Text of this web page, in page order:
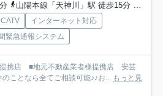
山陽本線「天神川」駅 徒歩15分 山陽
CATV
インターネット対応
緊急通報システム
提携店 ■地元不動産業者様提携店 安芸
ことなら全てご相談可能♪♪お... もっと見